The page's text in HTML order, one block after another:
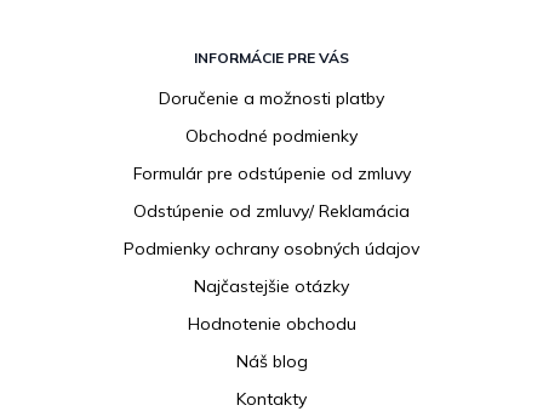
INFORMÁCIE PRE VÁS
Doručenie a možnosti platby
Obchodné podmienky
Formulár pre odstúpenie od zmluvy
Odstúpenie od zmluvy/ Reklamácia
Podmienky ochrany osobných údajov
Najčastejšie otázky
Hodnotenie obchodu
Náš blog
Kontakty